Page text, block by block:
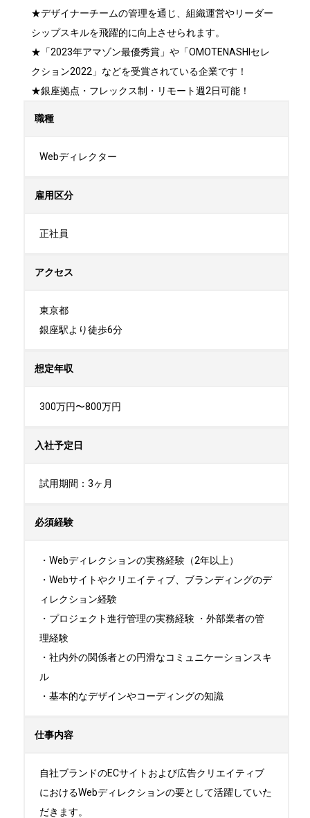
★デザイナーチームの管理を通じ、組織運営やリーダー
シップスキルを飛躍的に向上させられます。
★「2023年アマゾン最優秀賞」や「OMOTENASHIセレ
クション2022」などを受賞されている企業です！
★銀座拠点・フレックス制・リモート週2日可能！
職種
Webディレクター
雇用区分
正社員
アクセス
東京都
銀座駅より徒歩6分
想定年収
300万円〜800万円
入社予定日
試用期間：3ヶ月
必須経験
・Webディレクションの実務経験（2年以上）
・Webサイトやクリエイティブ、ブランディングのデ
ィレクション経験
・プロジェクト進行管理の実務経験 ・外部業者の管
理経験
・社内外の関係者との円滑なコミュニケーションスキ
ル
・基本的なデザインやコーディングの知識
仕事内容
自社ブランドのECサイトおよび広告クリエイティブ
におけるWebディレクションの要として活躍していた
だきます。